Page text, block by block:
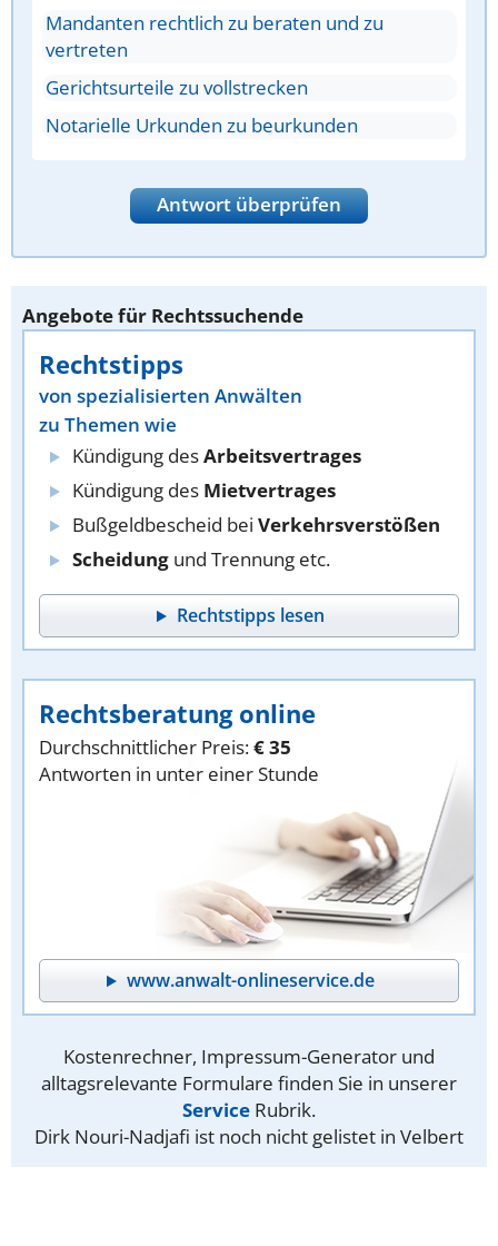
Mandanten rechtlich zu beraten und zu
vertreten
Gerichtsurteile zu vollstrecken
Notarielle Urkunden zu beurkunden
Antwort überprüfen
Angebote für Rechtssuchende
Rechtstipps
von spezialisierten Anwälten
zu Themen wie
Kündigung desArbeitsvertrages
Kündigung des Mietvertrages
Bußgeldbescheid bei Verkehrsverstößen
Scheidung und Trennung etc.
Rechtstipps lesen
Rechtsberatung online
Durchschnittlicher Preis:€ 35
Antworten in unter einer Stunde
www.anwalt-onlineservice.de
Kostenrechner, Impressum-Generator und
alltagsrelevante Formulare finden Sie in unserer
Service Rubrik.
Dirk Nouri-Nadjafi ist noch nicht gelistet in Velbert